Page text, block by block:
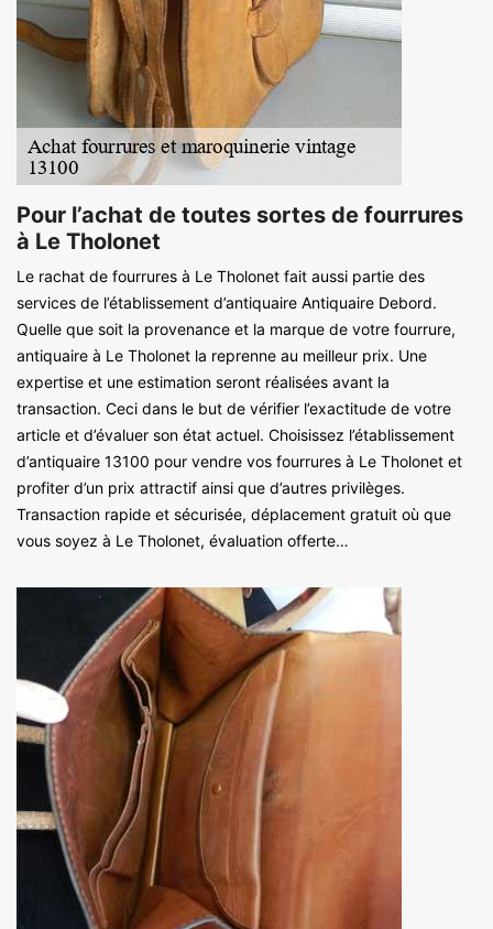
Pour l’achat de toutes sortes de fourrures
à Le Tholonet
Le rachat de fourrures à Le Tholonet fait aussi partie des
services de l’établissement d’antiquaire Antiquaire Debord.
Quelle que soit la provenance et la marque de votre fourrure,
antiquaire à Le Tholonet la reprenne au meilleur prix. Une
expertise et une estimation seront réalisées avant la
transaction. Ceci dans le but de vérifier l’exactitude de votre
article et d’évaluer son état actuel. Choisissez l’établissement
d’antiquaire 13100 pour vendre vos fourrures à Le Tholonet et
profiter d’un prix attractif ainsi que d’autres privilèges.
Transaction rapide et sécurisée, déplacement gratuit où que
vous soyez à Le Tholonet, évaluation offerte…